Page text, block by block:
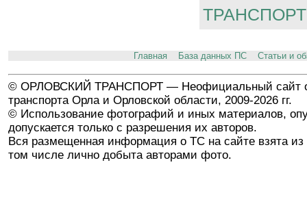
ТРАНСПОРТ
Главная База данных ПС Статьи и
© ОРЛОВСКИЙ ТРАНСПОРТ — Неофициальный сайт
транспорта Орла и Орловской области, 2009-2026 гг.
© Использование фотографий и иных материалов,
допускается только с разрешения их авторов.
Вся размещенная информация о ТС на сайте взята из
том числе лично добыта авторами фото.